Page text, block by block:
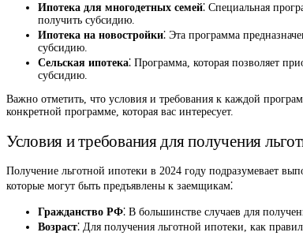
Ипотека для многодетных семей⁚ Специальная
получить субсидию.
Ипотека на новостройки⁚ Эта программа
субсидию.
Сельская ипотека⁚ Программа, которая позволяет
субсидию.
Важно отметить, что условия и требования к каждой
конкретной программе, которая вас интересует.
Условия и требования для получения
Получение льготной ипотеки в 2024 году подразумевает
которые могут быть предъявлены к заемщикам⁚
Гражданство РФ⁚ В большинстве случаев для
Возраст⁚ Для получения льготной ипотеки, как